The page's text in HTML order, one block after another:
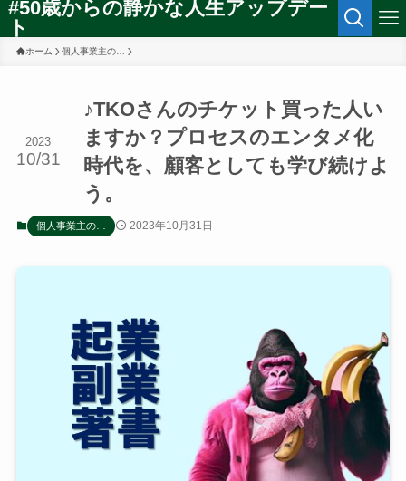
#50歳からの静かな人生アップデー
ト
ホーム 個人事業主の…
♪TKOさんのチケット買った人い
ますか？プロセスのエンタメ化
時代を、顧客としても学び続けよ
う。
2023
10/31
個人事業主の… 2023年10月31日